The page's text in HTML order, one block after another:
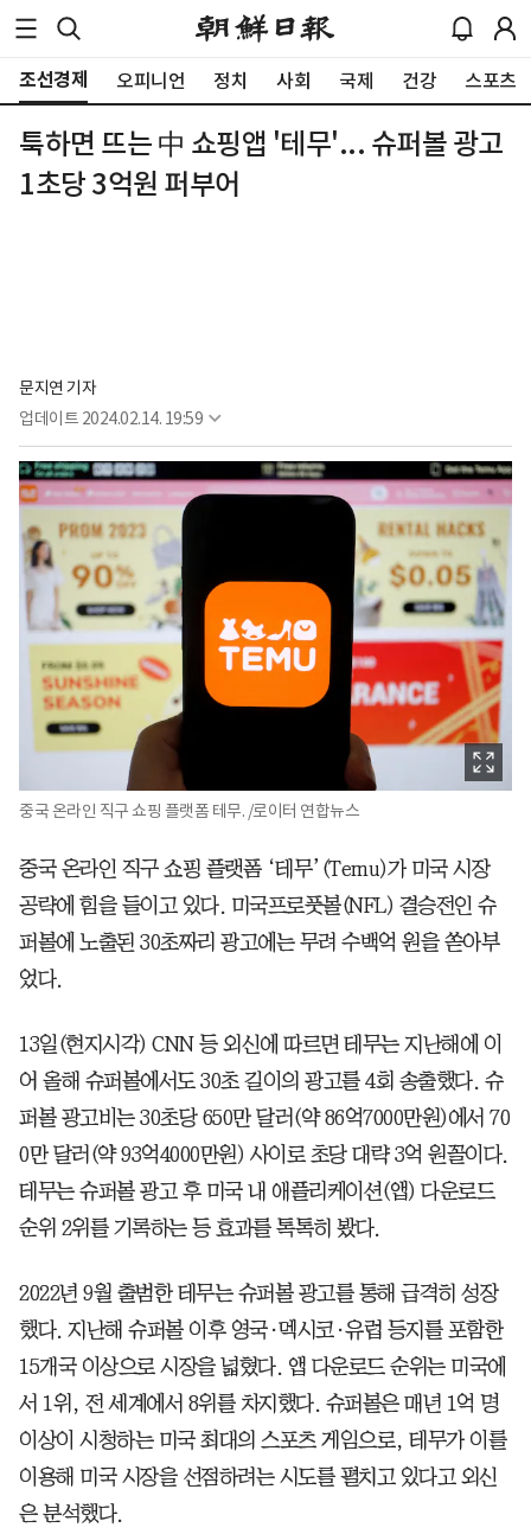
조선경제 오피니언 정치 사회 국제 건강 스포츠
툭하면 뜨는 中 쇼핑앱 '테무'... 슈퍼볼 광고
1초당 3억원 퍼부어
문지연 기자
업데이트 2024.02.14. 19:59
중국 온라인 직구 쇼핑 플랫폼 테무. /로이터 연합뉴스
중국 온라인 직구 쇼핑 플랫폼 ‘테무’(Temu)가 미국 시장
공략에 힘을 들이고 있다. 미국프로풋볼(NFL) 결승전인 슈
퍼볼에 노출된 30초짜리 광고에는 무려 수백억 원을 쏟아부
었다.
13일(현지시각) CNN 등 외신에 따르면 테무는 지난해에 이
어 올해 슈퍼볼에서도 30초 길이의 광고를 4회 송출했다. 슈
퍼볼 광고비는 30초당 650만 달러(약 86억7000만원)에서 70
0만 달러(약 93억4000만원) 사이로 초당 대략 3억 원꼴이다.
테무는 슈퍼볼 광고 후 미국 내 애플리케이션(앱) 다운로드
순위 2위를 기록하는 등 효과를 톡톡히 봤다.
2022년 9월 출범한 테무는 슈퍼볼 광고를 통해 급격히 성장
했다. 지난해 슈퍼볼 이후 영국·멕시코·유럽 등지를 포함한
15개국 이상으로 시장을 넓혔다. 앱 다운로드 순위는 미국에
서 1위, 전 세계에서 8위를 차지했다. 슈퍼볼은 매년 1억 명
이상이 시청하는 미국 최대의 스포츠 게임으로, 테무가 이를
이용해 미국 시장을 선점하려는 시도를 펼치고 있다고 외신
은 분석했다.